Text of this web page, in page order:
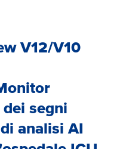
V12/V10
segni
analisi AI